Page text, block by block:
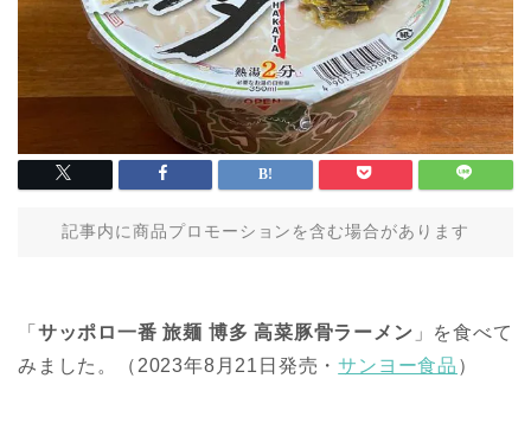
記事内に商品プロモーションを含む場合があります
「 サッポロ一番 旅麺 博多 高菜豚骨ラーメン 」を食べて
みました。（2023年8月21日発売・サンヨー食品 ）